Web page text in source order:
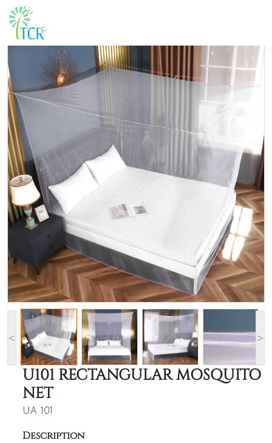
Maison / Produits / UA 101
< >
U101 RECTANGULAR MOSQUITO
NET
UA 101
Description